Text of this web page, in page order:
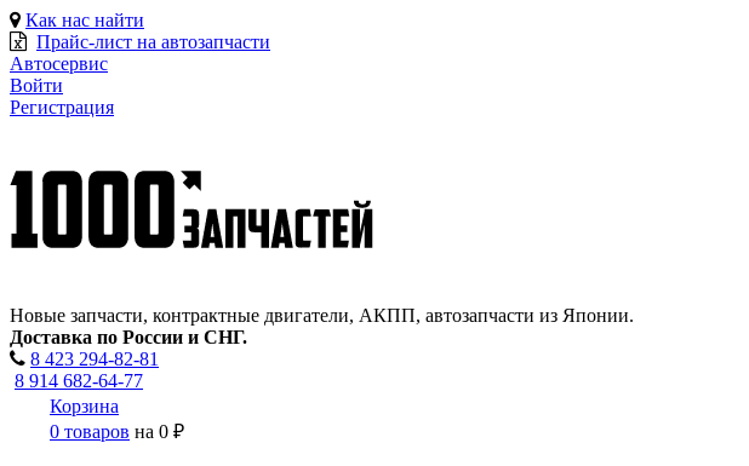
Как нас найти
Прайс-лист на автозапчасти
Автосервис
Войти
Регистрация
Новые запчасти, контрактные двигатели, АКПП, автозапчасти из Японии.
Доставка по России и СНГ.
8 423 294-82-81
8 914 682-64-77
Корзина
0 товаров на 0 ₽